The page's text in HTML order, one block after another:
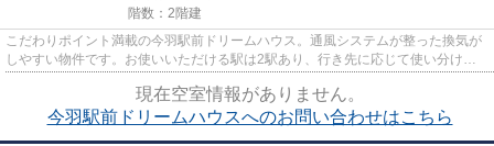
階数：2階建
こだわりポイント満載の今羽駅前ドリームハウス。通風システムが整った換気が
しやすい物件です。お使いいただける駅は2駅あり、行き先に応じて使い分けが
現在空室情報がありません。
今羽駅前ドリームハウスへのお問い合わせはこちら